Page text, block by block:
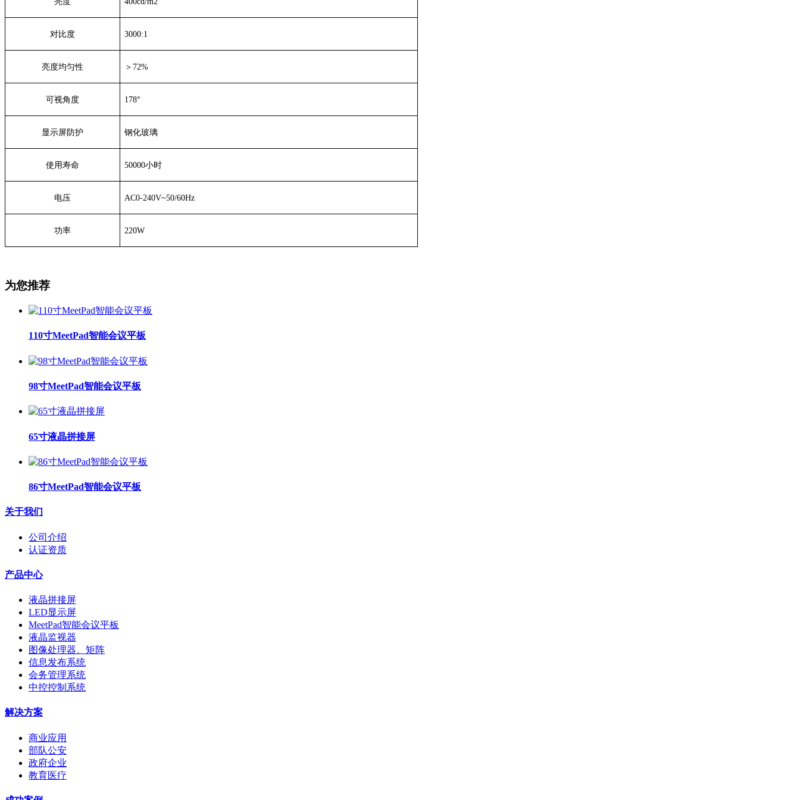
对比度 3000:1
亮度均匀性 ＞72%
可视角度 178°
显示屏防护 钢化玻璃
使用寿命 50000小时
电压 AC0-240V~50/60Hz
功率 220W
为您推荐
110寸MeetPad智能会议平板
98寸MeetPad智能会议平板
65寸液晶拼接屏
86寸MeetPad智能会议平板
关于我们
公司介绍
认证资质
产品中心
液晶拼接屏
LED显示屏
MeetPad智能会议平板
液晶监视器
图像处理器、矩阵
信息发布系统
会务管理系统
中控控制系统
解决方案
商业应用
部队公安
政府企业
教育医疗